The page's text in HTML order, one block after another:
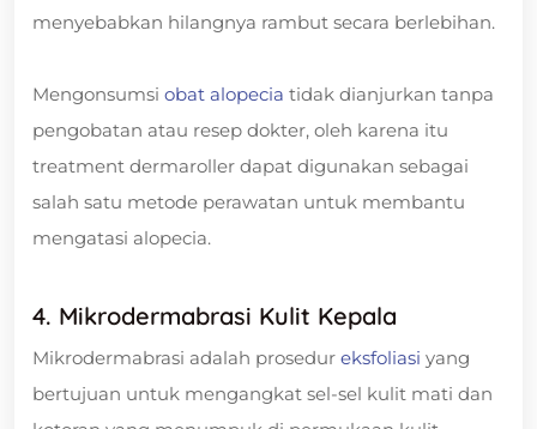
menyebabkan hilangnya rambut secara berlebihan.
Mengonsumsi obat alopecia tidak dianjurkan tanpa
pengobatan atau resep dokter, oleh karena itu
treatment dermaroller dapat digunakan sebagai
salah satu metode perawatan untuk membantu
mengatasi alopecia.
4. Mikrodermabrasi Kulit Kepala
Mikrodermabrasi adalah prosedur eksfoliasi yang
bertujuan untuk mengangkat sel-sel kulit mati dan